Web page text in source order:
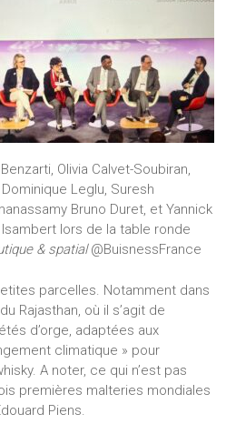
Olivia Calvet-Soubiran,
Dominique Leglu, Suresh
Bruno Duret, et Yannick
Isambert lors de la table ronde
& spatial@BuisnessFrance
parcelles. Notamment dans
Rajasthan, où il s’agit de
d’orge, adaptées aux
climatique » pour
A noter, ce qui n’est pas
premières malteries mondiales
Piens.